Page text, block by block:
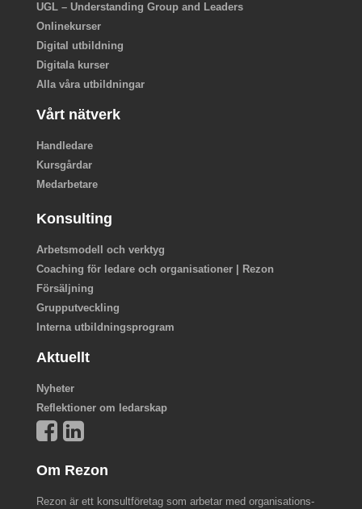
UGL – Understanding Group and Leaders
Onlinekurser
Digital utbildning
Digitala kurser
Alla våra utbildningar
Vårt nätverk
Handledare
Kursgårdar
Medarbetare
Konsulting
Arbetsmodell och verktyg
Coaching för ledare och organisationer | Rezon
Försäljning
Grupputveckling
Interna utbildningsprogram
Aktuellt
Nyheter
Reflektioner om ledarskap
Om Rezon
Rezon är ett konsultföretag som arbetar med organisations-